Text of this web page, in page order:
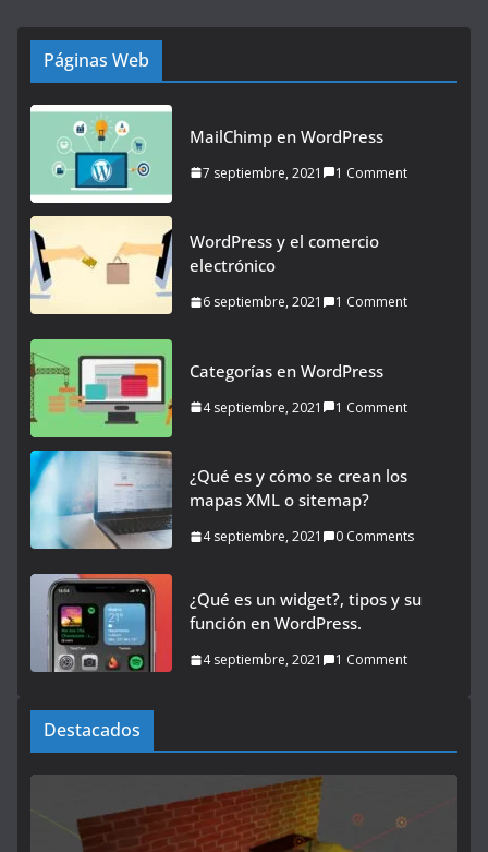
Páginas Web
MailChimp en WordPress
7 septiembre, 2021 1 Comment
WordPress y el comercio
electrónico
6 septiembre, 2021 1 Comment
Categorías en WordPress
4 septiembre, 2021 1 Comment
¿Qué es y cómo se crean los
mapas XML o sitemap?
4 septiembre, 2021 0 Comments
¿Qué es un widget?, tipos y su
función en WordPress.
4 septiembre, 2021 1 Comment
Destacados